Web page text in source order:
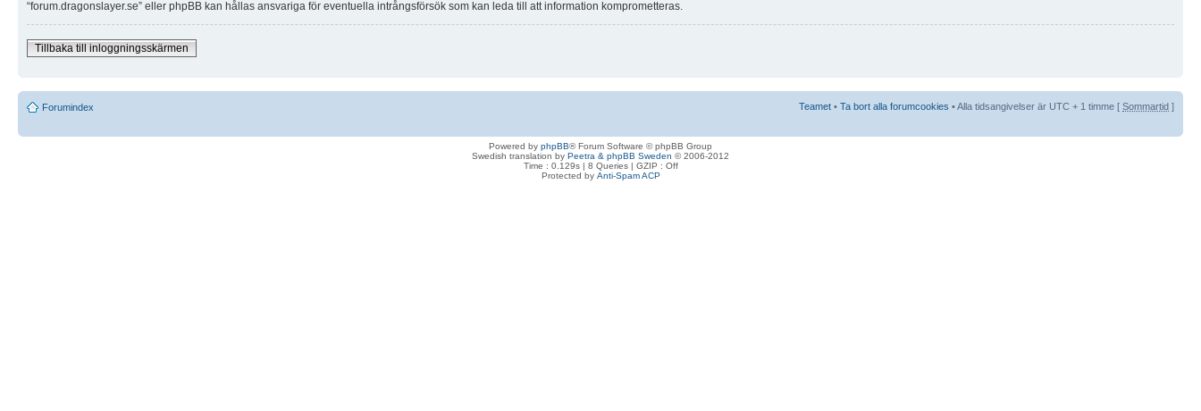
“forum.dragonslayer.se” eller phpBB kan hållas ansvariga för eventuella intrångsförsök som kan leda till att information komprometteras.
Tillbaka till inloggningsskärmen
Forumindex Teamet • Ta bort alla forumcookies • Alla tidsangivelser är UTC + 1 timme [ Sommartid ]
Powered by phpBB® Forum Software © phpBB Group
Swedish translation by Peetra & phpBB Sweden © 2006-2012
Time : 0.129s | 8 Queries | GZIP : Off
Protected by Anti-Spam ACP